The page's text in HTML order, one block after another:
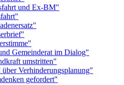
und Ex-BM"
Gemeinderat im Dialog"
umstritten"
Verhinderungsplanung"
gefordert"